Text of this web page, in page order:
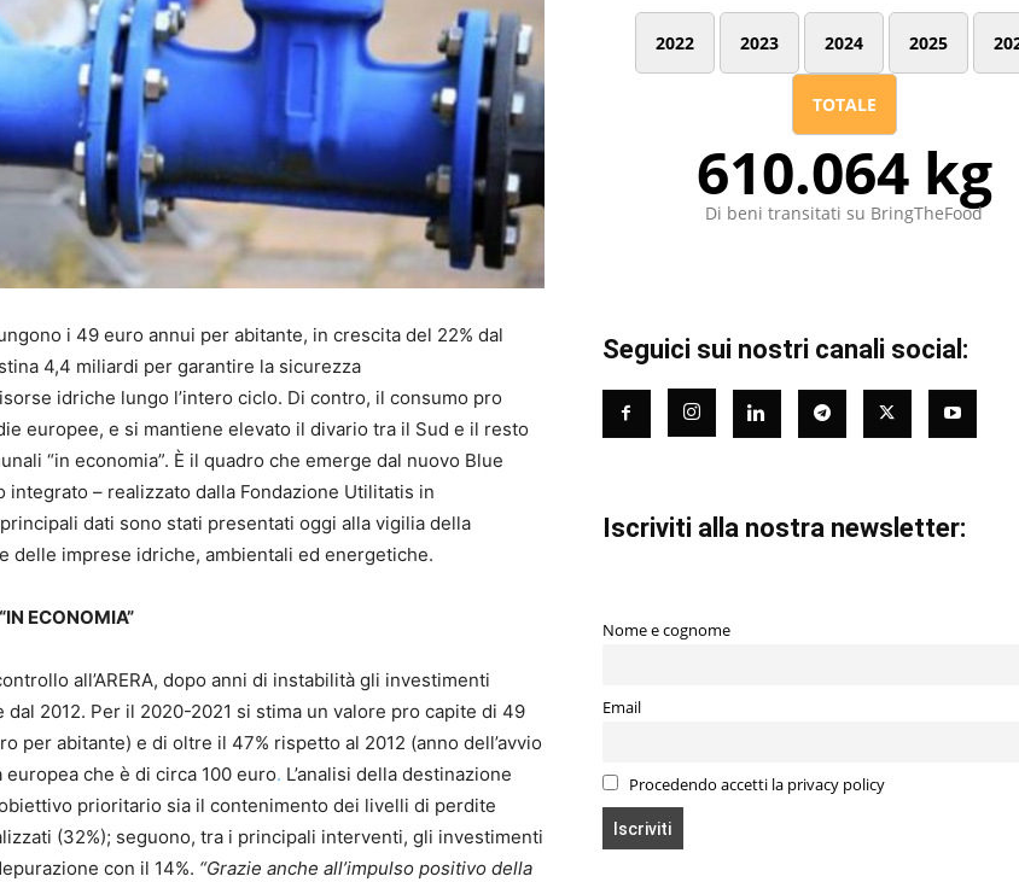
i 49 euro annui per abitante, in crescita del 22% dal
4,4 miliardi per garantire la sicurezza
idriche lungo l’intero ciclo. Di contro, il consumo pro
europee, e si mantiene elevato il divario tra il Sud e il resto
“in economia”. È il quadro che emerge dal nuovo Blue
– realizzato dalla Fondazione Utilitatis in
dati sono stati presentati oggi alla vigilia della
delle imprese idriche, ambientali ed energetiche.
ECONOMIA”
all’ARERA, dopo anni di instabilità gli investimenti
2012. Per il 2020-2021 si stima un valore pro capite di 49
per abitante) e di oltre il 47% rispetto al 2012 (anno dell’avvio
che è di circa 100 euro. L’analisi della destinazione
prioritario sia il contenimento dei livelli di perdite
(32%); seguono, tra i principali interventi, gli investimenti
con il 14%. “Grazie anche all’impulso positivo della
2022 2023 2024 2025
TOTALE
610.064 kg
Di beni transitati su BringTheFood
Seguici sui nostri canali social:
Iscriviti alla nostra newsletter:
Nome e cognome
Email
Procedendo accetti la privacy policy